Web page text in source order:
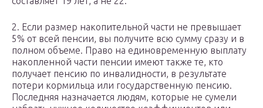
2. Если размер накопительной части не превышает
5% от всей пенсии, вы получите всю сумму сразу и в
полном объеме. Право на единовременную выплату
накопленной части пенсии имеют также те, кто
получает пенсию по инвалидности, в результате
потери кормильца или государственную пенсию.
Последняя назначается людям, которые не сумели